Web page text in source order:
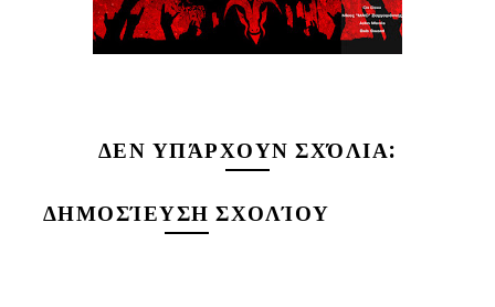
ΔΕΝ ΥΠΆΡΧΟΥΝ ΣΧΌΛΙΑ:
ΔΗΜΟΣΊΕΥΣΗ ΣΧΟΛΊΟΥ